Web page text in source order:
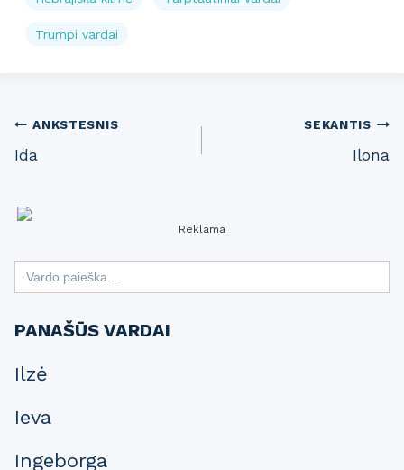
Trumpi vardai
Post
navigation
ANKSTESNIS
Ida
SEKANTIS
Ilona
Reklama
Search
for:
PANAŠŪS VARDAI
Ilzė
Ieva
Ingeborga